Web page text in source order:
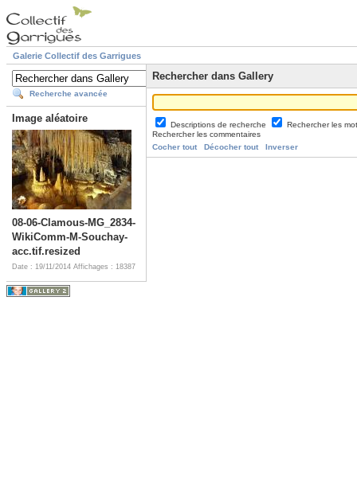
Galerie Collectif des Garrigues
Recherche avancée
Image aléatoire
08-06-Clamous-MG_2834-
WikiComm-M-Souchay-
acc.tif.resized
Date : 19/11/2014 Affichages : 18387
Rechercher dans Gallery
Descriptions de recherche
Rechercher les
Rechercher les commentaires
Cocher tout
Décocher tout Inverser